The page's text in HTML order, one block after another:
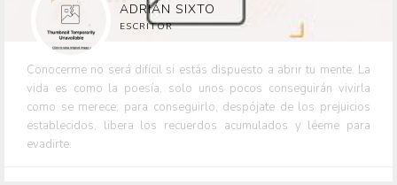
ADRIÁN SIXTO
ESCRITOR
Conocerme no será difícil si estás dispuesto a abrir tu mente. La
vida es como la poesía, solo unos pocos conseguirán vivirla
como se merece; para conseguirlo, despójate de los prejuicios
establecidos, libera los recuerdos acumulados y léeme para
evadirte.